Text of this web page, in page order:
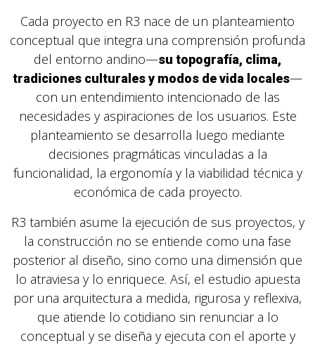
Cada proyecto en R3 nace de un planteamiento
conceptual que integra una comprensión profunda
del entorno andino—su topografía, clima,
tradiciones culturales y modos de vida locales—
con un entendimiento intencionado de las
necesidades y aspiraciones de los usuarios. Este
planteamiento se desarrolla luego mediante
decisiones pragmáticas vinculadas a la
funcionalidad, la ergonomía y la viabilidad técnica y
económica de cada proyecto.
R3 también asume la ejecución de sus proyectos, y
la construcción no se entiende como una fase
posterior al diseño, sino como una dimensión que
lo atraviesa y lo enriquece. Así, el estudio apuesta
por una arquitectura a medida, rigurosa y reflexiva,
que atiende lo cotidiano sin renunciar a lo
conceptual y se diseña y ejecuta con el aporte y